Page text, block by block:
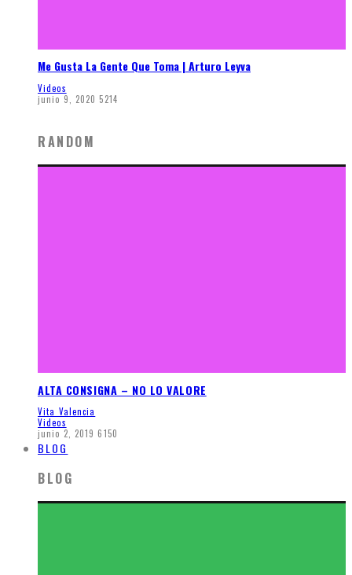
Me Gusta La Gente Que Toma | Arturo Leyva
Videos
junio 9, 2020 5214
RANDOM
ALTA CONSIGNA – NO LO VALORE
Vita Valencia
Videos
junio 2, 2019 6150
BLOG
BLOG